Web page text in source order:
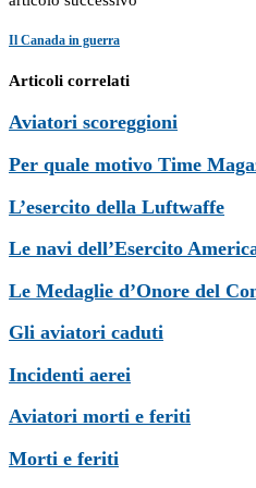
Il Canada in guerra
Articoli correlati
Aviatori scoreggioni
Per quale motivo Time
L’esercito della Luftwaffe
Le navi dell’Esercito
Le Medaglie d’Onore del
Gli aviatori caduti
Incidenti aerei
Aviatori morti e feriti
Morti e feriti